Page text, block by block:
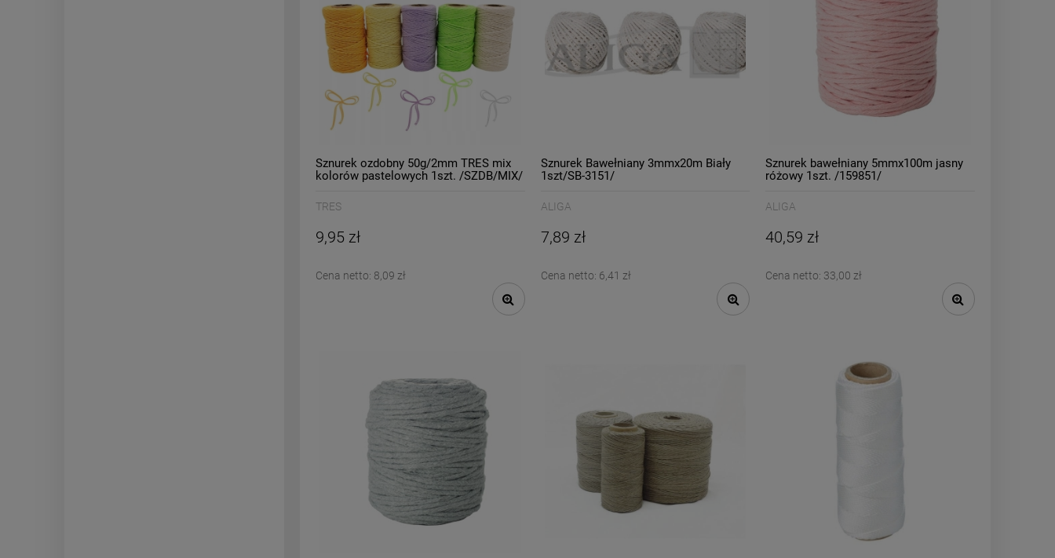
Sznurek ozdobny 50g/2mm TRES mix
kolorów pastelowych 1szt. /SZDB/MIX/
TRES
9,95 zł
Cena netto: 8,09 zł
Sznurek Bawełniany 3mmx20m Biały
1szt/SB-3151/
ALIGA
7,89 zł
Cena netto: 6,41 zł
Sznurek bawełniany 5mmx100m jasny
różowy 1szt. /159851/
ALIGA
40,59 zł
Cena netto: 33,00 zł